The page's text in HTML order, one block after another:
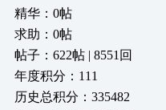
精华：0帖
求助：0帖
帖子：622帖 | 8551回
年度积分：111
历史总积分：335482